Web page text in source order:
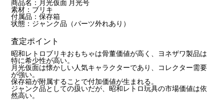
商品名：月光仮面 月光号
素材：ブリキ
付属品：保存箱
状態：ジャンク品（パーツ外れあり）
査定ポイント
昭和レトロブリキおもちゃは骨董価値が高く、ヨネザワ製品は
特に希少性が高い。
月光仮面は懐かしい人気キャラクターであり、コレクター需要
が強い。
保存箱が附属することで付加価値が生まれる。
ジャンク品としての扱いだが、昭和レトロ玩具の市場価値は依
然高い。